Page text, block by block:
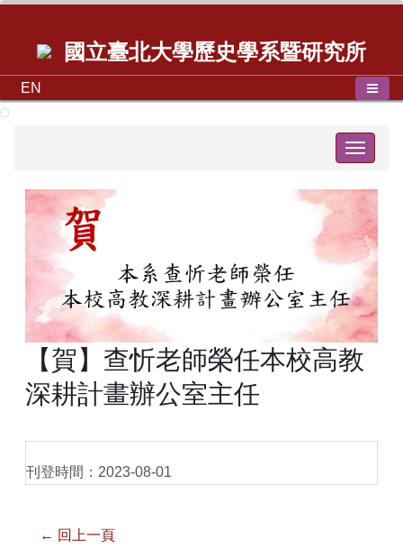
國立臺北大學歷史學系暨研究所
EN
Toggle
【賀】查忻老師榮任本校高教
深耕計畫辦公室主任
刊登時間：2023-08-01
← 回上一頁